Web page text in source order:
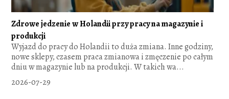
Zdrowe jedzenie w Holandii przy pracy na magazynie i
produkcji
Wyjazd do pracy do Holandii to duża zmiana. Inne godziny,
nowe sklepy, czasem praca zmianowa i zmęczenie po całym
dniu w magazynie lub na produkcji. W takich wa...
2026-07-29